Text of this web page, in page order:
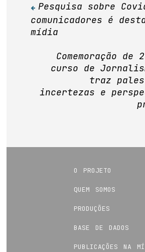
Navegação
de
Post
Pesquisa sobre
comunicadores é
mídia
Comemoração de
curso de
traz
incertezas e
o projeto
quem somos
produções
base de dados
publicações na